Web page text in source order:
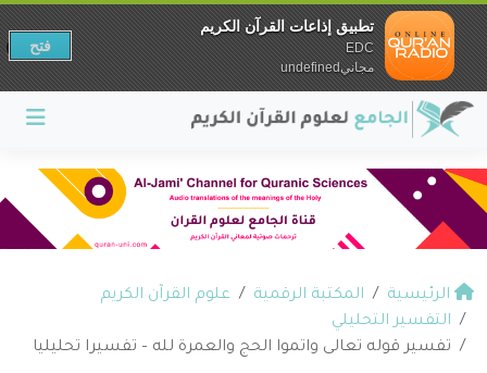
الرئيسية المكتبة الرقمية
علوم القرآن الكريم
التفسير التحليلي
تفسير قوله تعالى واتموا الحج والعمرة لله – تفسيرا تحليليا
تطبيق إذاعات القرآن الكريم
EDC
مجانيundefined
فتح